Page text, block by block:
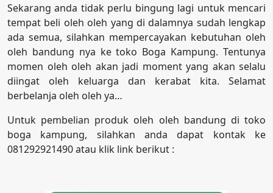
Sekarang anda tidak perlu bingung lagi untuk mencari
tempat beli oleh oleh yang di dalamnya sudah lengkap
ada semua, silahkan mempercayakan kebutuhan oleh
oleh bandung nya ke toko Boga Kampung. Tentunya
momen oleh oleh akan jadi moment yang akan selalu
diingat oleh keluarga dan kerabat kita. Selamat
berbelanja oleh oleh ya…
Untuk pembelian produk oleh oleh bandung di toko
boga kampung, silahkan anda dapat kontak ke
081292921490 atau klik link berikut :